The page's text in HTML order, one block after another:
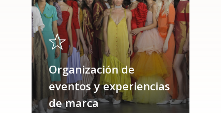
Organización de
eventos y experiencias
de marca